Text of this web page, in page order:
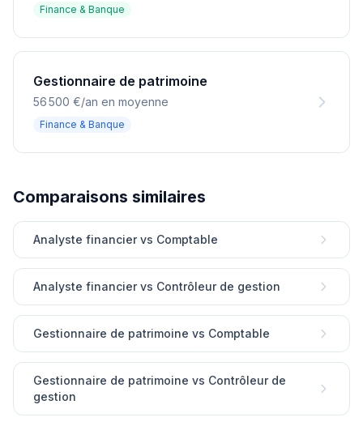
Finance & Banque
Gestionnaire de patrimoine
56 500 €/an en moyenne
Finance & Banque
Comparaisons similaires
Analyste financier vs Comptable
Analyste financier vs Contrôleur de gestion
Gestionnaire de patrimoine vs Comptable
Gestionnaire de patrimoine vs Contrôleur de
gestion